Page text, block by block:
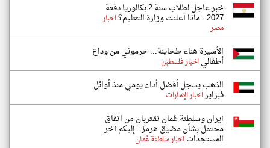
خبر عاجل لطلاب سنة 2 بكالوريا دفعة
2027 ..ماذا أعلنت وزارة التعليم؟ اخبار
مصر
الأسيرة هناء طحاينة... حرموني من وداع
أطفالياخبار فلسطين
الذهب يسجل أفضل أداء يومي منذ أوائل
فبرايراخبار الإمارات
إيران وسلطنة عُمان تقتربان من اتفاق
محتمل بشأن مضيق هرمز.. إليكم آخر
المستجداتاخبار سلطنة عُمان